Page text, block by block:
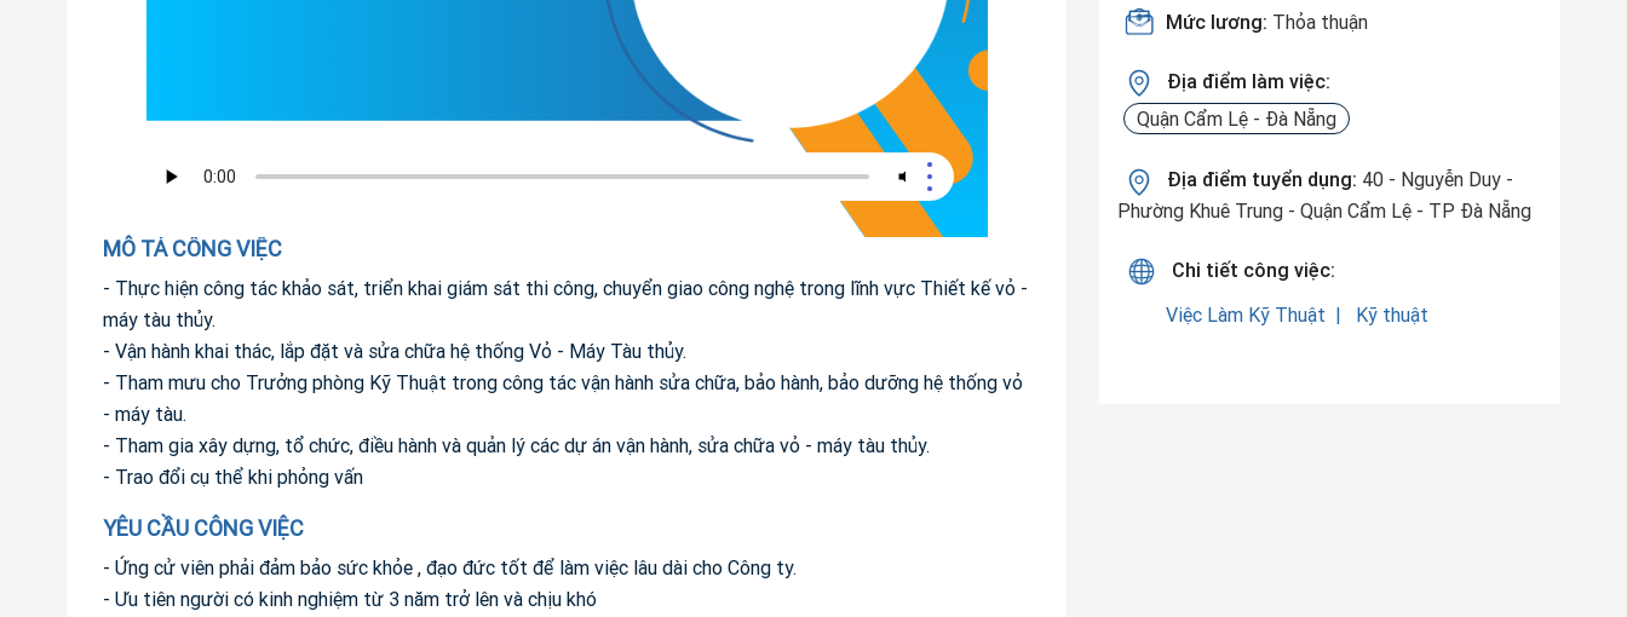
MÔ TẢ CÔNG VIỆC
- Thực hiện công tác khảo sát, triển khai giám sát thi công, chuyển giao công nghệ trong lĩnh vực Thiết kế vỏ -
máy tàu thủy.
- Vận hành khai thác, lắp đặt và sửa chữa hệ thống Vỏ - Máy Tàu thủy.
- Tham mưu cho Trưởng phòng Kỹ Thuật trong công tác vận hành sửa chữa, bảo hành, bảo dưỡng hệ thống vỏ
- máy tàu.
- Tham gia xây dựng, tổ chức, điều hành và quản lý các dự án vận hành, sửa chữa vỏ - máy tàu thủy.
- Trao đổi cụ thể khi phỏng vấn
YÊU CẦU CÔNG VIỆC
- Ứng cử viên phải đảm bảo sức khỏe , đạo đức tốt để làm việc lâu dài cho Công ty.
- Ưu tiên người có kinh nghiệm từ 3 năm trở lên và chịu khó
Mức lương: Thỏa thuận
Địa điểm làm việc:
Quận Cẩm Lệ - Đà Nẵng
Địa điểm tuyển dụng: 40 - Nguyễn Duy -
Phường Khuê Trung - Quận Cẩm Lệ - TP Đà Nẵng
Chi tiết công việc:
Việc Làm Kỹ Thuật
Kỹ thuật